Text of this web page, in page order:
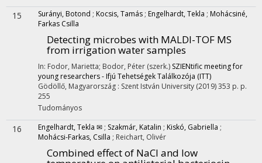
15 Surányi, Botond ; Kocsis, Tamás ; Engelhardt, Tekla ; Mohácsiné,
Farkas Csilla
Detecting microbes with MALDI-TOF MS
from irrigation water samples
In: Fodor, Marietta; Bodor, Péter (szerk.) SZIENtific meeting for
young researchers - Ifjú Tehetségek Találkozója (ITT)
Gödöllő, Magyarország : Szent István University (2019)353 p. p.
255
Tudományos
16 Engelhardt, Tekla ✉ ; Szakmár, Katalin ; Kiskó, Gabriella ;
Mohácsi-Farkas, Csilla ; Reichart, Olivér
Combined effect of NaCl and low